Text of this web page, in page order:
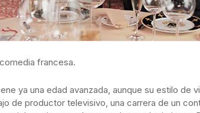
francesa.
ya una edad avanzada, aunque su estilo de
de productor televisivo, una carrera de un